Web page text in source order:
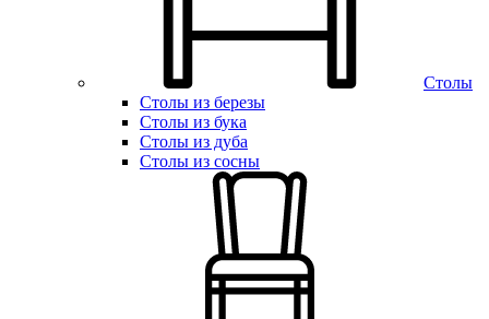
Столы
Столы из березы
Столы из бука
Столы из дуба
Столы из сосны